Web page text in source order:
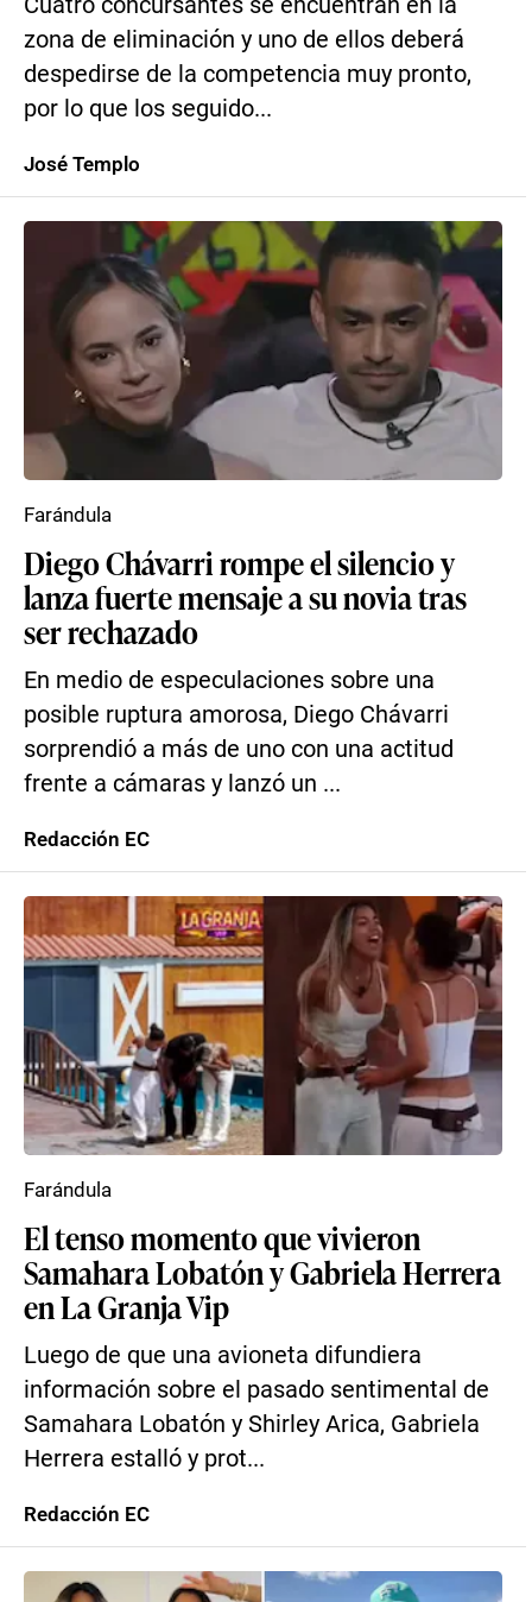
zona de eliminación y uno de ellos deberá
despedirse de la competencia muy pronto,
por lo que los seguido...
José Templo
Diego Chávarri rompe el silencio y
lanza fuerte mensaje a su novia tras
ser rechazado
En medio de especulaciones sobre una
posible ruptura amorosa, Diego Chávarri
sorprendió a más de uno con una actitud
frente a cámaras y lanzó un ...
Farándula
Redacción EC
El tenso momento que vivieron
Samahara Lobatón y Gabriela Herrera
en La Granja Vip
Luego de que una avioneta difundiera
información sobre el pasado sentimental de
Samahara Lobatón y Shirley Arica, Gabriela
Herrera estalló y prot...
Farándula
Redacción EC